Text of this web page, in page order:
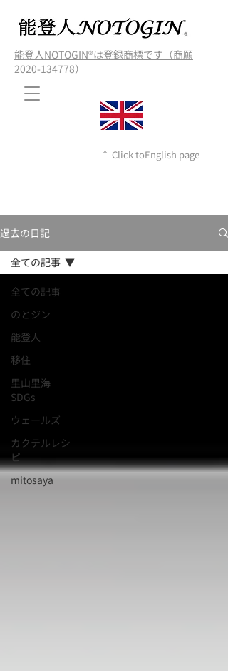
能登人NOTOGIN®️は登録商標です（商願
2020-134778）
↑ Click toEnglish page
過去の日記
全ての記事
のとジン
能登人
移住
里山里海
SDGs
ウェールズ
カクテルレシ
ピ
mitosaya
全ての記事